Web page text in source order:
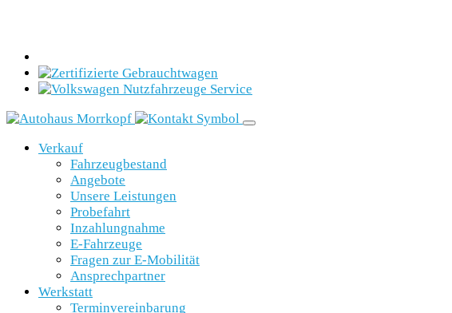
Verkauf
Fahrzeugbestand
Angebote
Unsere Leistungen
Probefahrt
Inzahlungnahme
E-Fahrzeuge
Fragen zur E-Mobilität
Ansprechpartner
Werkstatt
Terminvereinbarung